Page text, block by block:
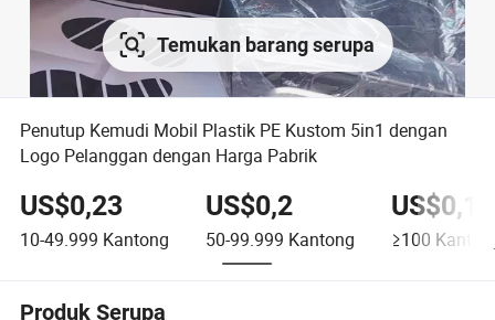
Temukan barang serupa
Penutup Kemudi Mobil Plastik PE Kustom 5in1 dengan
Logo Pelanggan dengan Harga Pabrik
US$0,23
10-49.999 Kantong
US$0,2
50-99.999 Kantong
US$0,18
≥100
Produk Serupa